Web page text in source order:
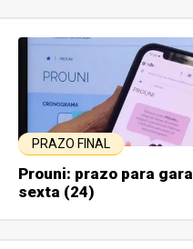
PRAZO FINAL
Prouni: prazo para
sexta (24)